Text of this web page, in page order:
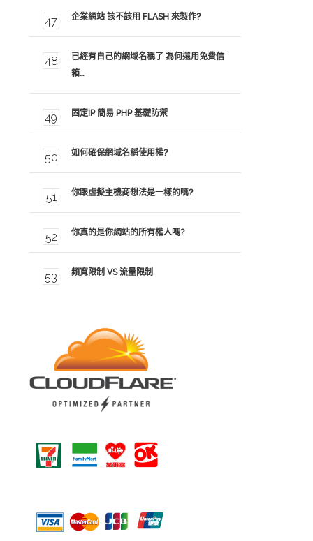
企業網站 該不該用 FLASH 來製作?
已經有自己的網域名稱了 為何還用免費信
箱…
固定IP 簡易 PHP 基礎防禦
如何確保網域名稱使用權?
你跟虛擬主機商想法是一樣的嗎?
你真的是你網站的所有權人嗎?
頻寬限制 VS 流量限制